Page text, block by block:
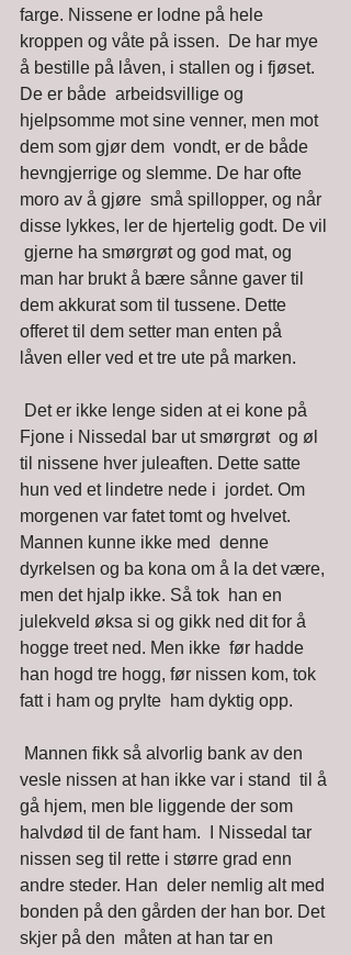
farge. Nissene er lodne på hele
kroppen og våte på issen.  De har mye
å bestille på låven, i stallen og i fjøset.
De er både  arbeidsvillige og
hjelpsomme mot sine venner, men mot
dem som gjør dem  vondt, er de både
hevngjerrige og slemme. De har ofte
moro av å gjøre  små spillopper, og når
disse lykkes, ler de hjertelig godt. De vil
gjerne ha smørgrøt og god mat, og
man har brukt å bære sånne gaver til
dem akkurat som til tussene. Dette
offeret til dem setter man enten på
låven eller ved et tre ute på marken.
Fjone i Nissedal bar ut smørgrøt  og øl
til nissene hver juleaften. Dette satte
hun ved et lindetre nede i  jordet. Om
morgenen var fatet tomt og hvelvet.
Mannen kunne ikke med  denne
dyrkelsen og ba kona om å la det være,
men det hjalp ikke. Så tok  han en
julekveld øksa si og gikk ned dit for å
hogge treet ned. Men ikke  før hadde
han hogd tre hogg, før nissen kom, tok
fatt i ham og prylte  ham dyktig opp.
vesle nissen at han ikke var i stand  til å
gå hjem, men ble liggende der som
halvdød til de fant ham.  I Nissedal tar
nissen seg til rette i større grad enn
andre steder. Han  deler nemlig alt med
bonden på den gården der han bor. Det
skjer på den  måten at han tar en